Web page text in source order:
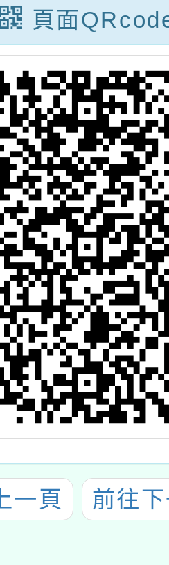
科普
頁面
一頁 前往